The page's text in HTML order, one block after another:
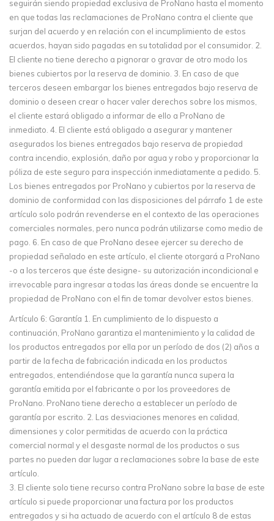
seguirán siendo propiedad exclusiva de ProNano hasta el momento
en que todas las reclamaciones de ProNano contra el cliente que
surjan del acuerdo y en relación con el incumplimiento de estos
acuerdos, hayan sido pagadas en su totalidad por el consumidor. 2.
El cliente no tiene derecho a pignorar o gravar de otro modo los
bienes cubiertos por la reserva de dominio. 3. En caso de que
terceros deseen embargar los bienes entregados bajo reserva de
dominio o deseen crear o hacer valer derechos sobre los mismos,
el cliente estará obligado a informar de ello a ProNano de
inmediato. 4. El cliente está obligado a asegurar y mantener
asegurados los bienes entregados bajo reserva de propiedad
contra incendio, explosión, daño por agua y robo y proporcionar la
póliza de este seguro para inspección inmediatamente a pedido. 5.
Los bienes entregados por ProNano y cubiertos por la reserva de
dominio de conformidad con las disposiciones del párrafo 1 de este
artículo solo podrán revenderse en el contexto de las operaciones
comerciales normales, pero nunca podrán utilizarse como medio de
pago. 6. En caso de que ProNano desee ejercer su derecho de
propiedad señalado en este artículo, el cliente otorgará a ProNano
-o a los terceros que éste designe- su autorización incondicional e
irrevocable para ingresar a todas las áreas donde se encuentre la
propiedad de ProNano con el fin de tomar devolver estos bienes.
Artículo 6: Garantía 1. En cumplimiento de lo dispuesto a
continuación, ProNano garantiza el mantenimiento y la calidad de
los productos entregados por ella por un período de dos (2) años a
partir de la fecha de fabricación indicada en los productos
entregados, entendiéndose que la garantía nunca supera la
garantía emitida por el fabricante o por los proveedores de
ProNano. ProNano tiene derecho a establecer un período de
garantía por escrito. 2. Las desviaciones menores en calidad,
dimensiones y color permitidas de acuerdo con la práctica
comercial normal y el desgaste normal de los productos o sus
partes no pueden dar lugar a reclamaciones sobre la base de este
artículo.
3. El cliente solo tiene recurso contra ProNano sobre la base de este
artículo si puede proporcionar una factura por los productos
entregados y si ha actuado de acuerdo con el artículo 8 de estas